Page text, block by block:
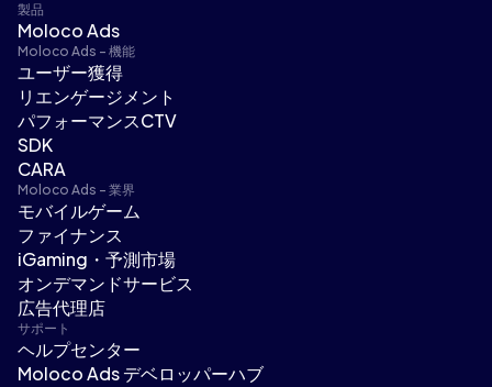
製品
Moloco Ads
Moloco Ads - 機能
ユーザー獲得
リエンゲージメント
パフォーマンスCTV
SDK
CARA
Moloco Ads - 業界
モバイルゲーム
ファイナンス
iGaming・予測市場
オンデマンドサービス
広告代理店
サポート
ヘルプセンター
Moloco Ads デベロッパーハブ